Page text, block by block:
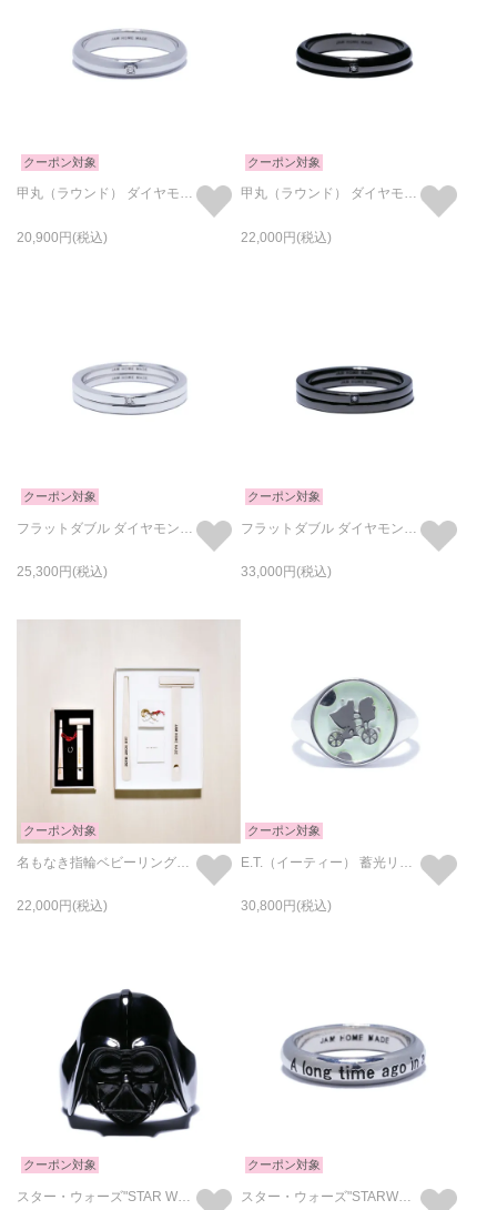
クーポン対象
甲丸（ラウンド） ダイヤモンド リング -シルバー/指輪
20,900
クーポン対象
甲丸（ラウンド） ダイヤモンド リング -ブラック/指輪
22,000
クーポン対象
25,300
クーポン対象
33,000
クーポン対象
名もなき指輪ベビーリングキット SDGs ver. /お誕生日・出産祝い
22,000
クーポン対象
30,800
クーポン対象
スター・ウォーズ"STAR WARS™"ダース・ベイダー マスク リング/指輪
クーポン対象